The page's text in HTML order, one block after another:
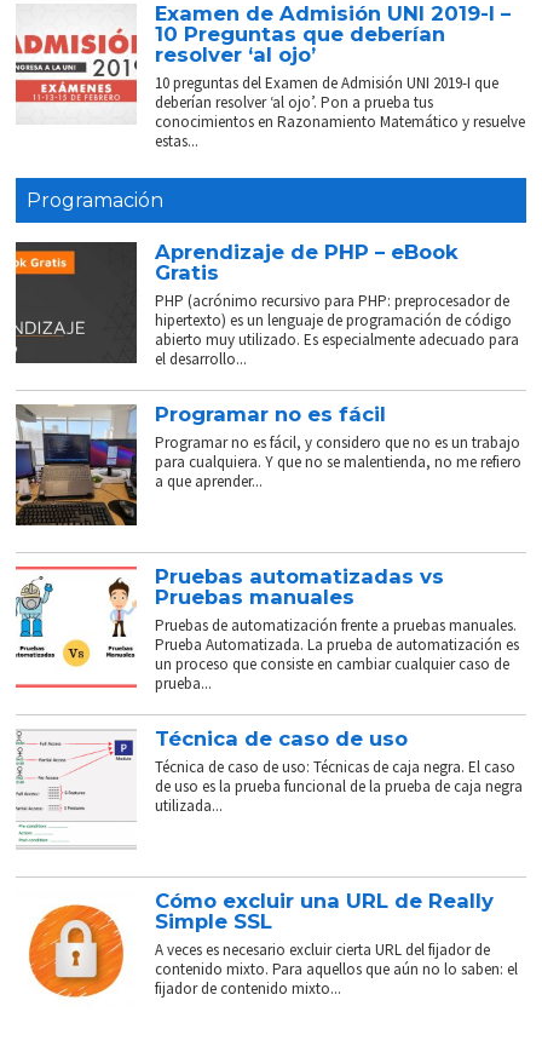
Examen de Admisión UNI 2019-I –
10 Preguntas que deberían
resolver ‘al ojo’
10 preguntas del Examen de Admisión UNI 2019-I que
deberían resolver ‘al ojo’. Pon a prueba tus
conocimientos en Razonamiento Matemático y resuelve
estas...
Programación
Aprendizaje de PHP – eBook
Gratis
PHP (acrónimo recursivo para PHP: preprocesador de
hipertexto) es un lenguaje de programación de código
abierto muy utilizado. Es especialmente adecuado para
el desarrollo...
Programar no es fácil
Programar no es fácil, y considero que no es un trabajo
para cualquiera. Y que no se malentienda, no me refiero
a que aprender...
Pruebas automatizadas vs
Pruebas manuales
Pruebas de automatización frente a pruebas manuales.
Prueba Automatizada. La prueba de automatización es
un proceso que consiste en cambiar cualquier caso de
prueba...
Técnica de caso de uso
Técnica de caso de uso: Técnicas de caja negra. El caso
de uso es la prueba funcional de la prueba de caja negra
utilizada...
Cómo excluir una URL de Really
Simple SSL
A veces es necesario excluir cierta URL del fijador de
contenido mixto. Para aquellos que aún no lo saben: el
fijador de contenido mixto...